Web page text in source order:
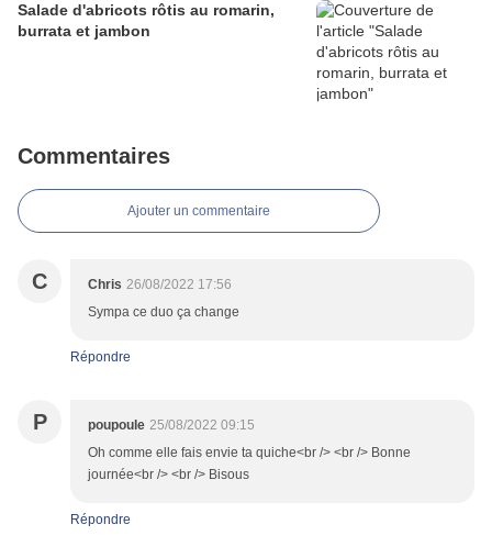
Salade d'abricots rôtis au romarin,
burrata et jambon
Commentaires
Ajouter un commentaire
C Chris 26/08/2022 17:56
Sympa ce duo ça change
Répondre
P poupoule 25/08/2022 09:15
Oh comme elle fais envie ta quiche<br /> <br /> Bonne
journée<br /> <br /> Bisous
Répondre